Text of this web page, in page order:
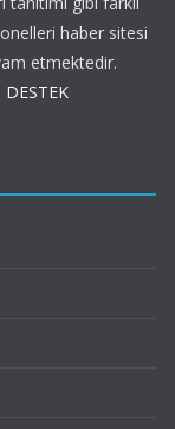
haber sitesi
etmektedir.
DESTEK